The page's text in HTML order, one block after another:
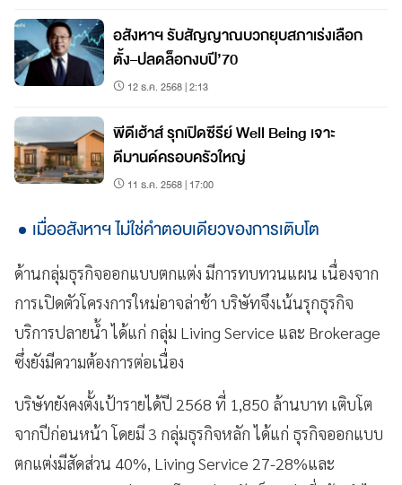
อสังหาฯ รับสัญญาณบวกยุบสภาเร่งเลือก
ตั้ง–ปลดล็อกงบปี’70
12 ธ.ค. 2568 | 2:13
พีดีเฮ้าส์ รุกเปิดซีรีย์ Well Being เจาะ
ดีมานด์ครอบครัวใหญ่
11 ธ.ค. 2568 | 17:00
เมื่ออสังหาฯ ไม่ใช่คำตอบเดียวของการเติบโต
ด้านกลุ่มธุรกิจออกแบบตกแต่ง มีการทบทวนแผน เนื่องจาก
การเปิดตัวโครงการใหม่อาจล่าช้า บริษัทจึงเน้นรุกธุรกิจ
บริการปลายน้ำ ได้แก่ กลุ่ม Living Service และ Brokerage
ซึ่งยังมีความต้องการต่อเนื่อง
บริษัทยังคงตั้งเป้ารายได้ปี 2568 ที่ 1,850 ล้านบาท เติบโต
จากปีก่อนหน้า โดยมี 3 กลุ่มธุรกิจหลัก ได้แก่ ธุรกิจออกแบบ
ตกแต่งมีสัดส่วน 40%, Living Service 27-28%และ